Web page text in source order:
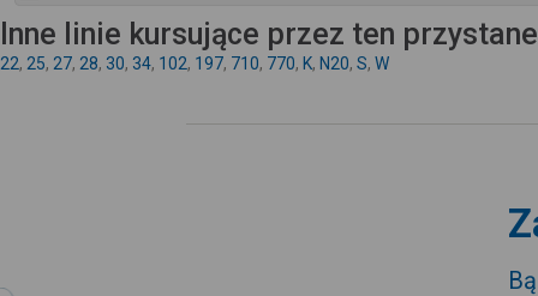
Inne linie kursujące przez ten
22, 25, 27, 28, 30, 34, 102, 197, 710, 770, K, N20, S, W